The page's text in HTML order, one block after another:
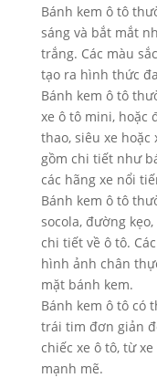
Bánh kem ô tô
sáng và bắt mắt
trắng. Các màu
tạo ra hình thức
Bánh kem ô tô
xe ô tô mini, hoặc
thao, siêu xe hoặc
gồm chi tiết như
các hãng xe nổi
Bánh kem ô tô
socola, đường
chi tiết về ô tô.
hình ảnh chân
mặt bánh kem.
Bánh kem ô tô có
trái tim đơn giản
chiếc xe ô tô, từ
mạnh mẽ.